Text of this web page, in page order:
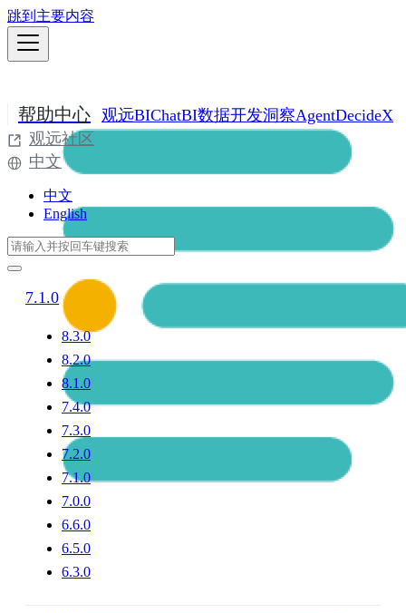
跳到主要内容
帮助中心 观远BIChatBI数据开发洞察AgentDecideX
观远社区
中文
中文
English
7.1.0
8.3.0
8.2.0
8.1.0
7.4.0
7.3.0
7.2.0
7.1.0
7.0.0
6.6.0
6.5.0
6.3.0